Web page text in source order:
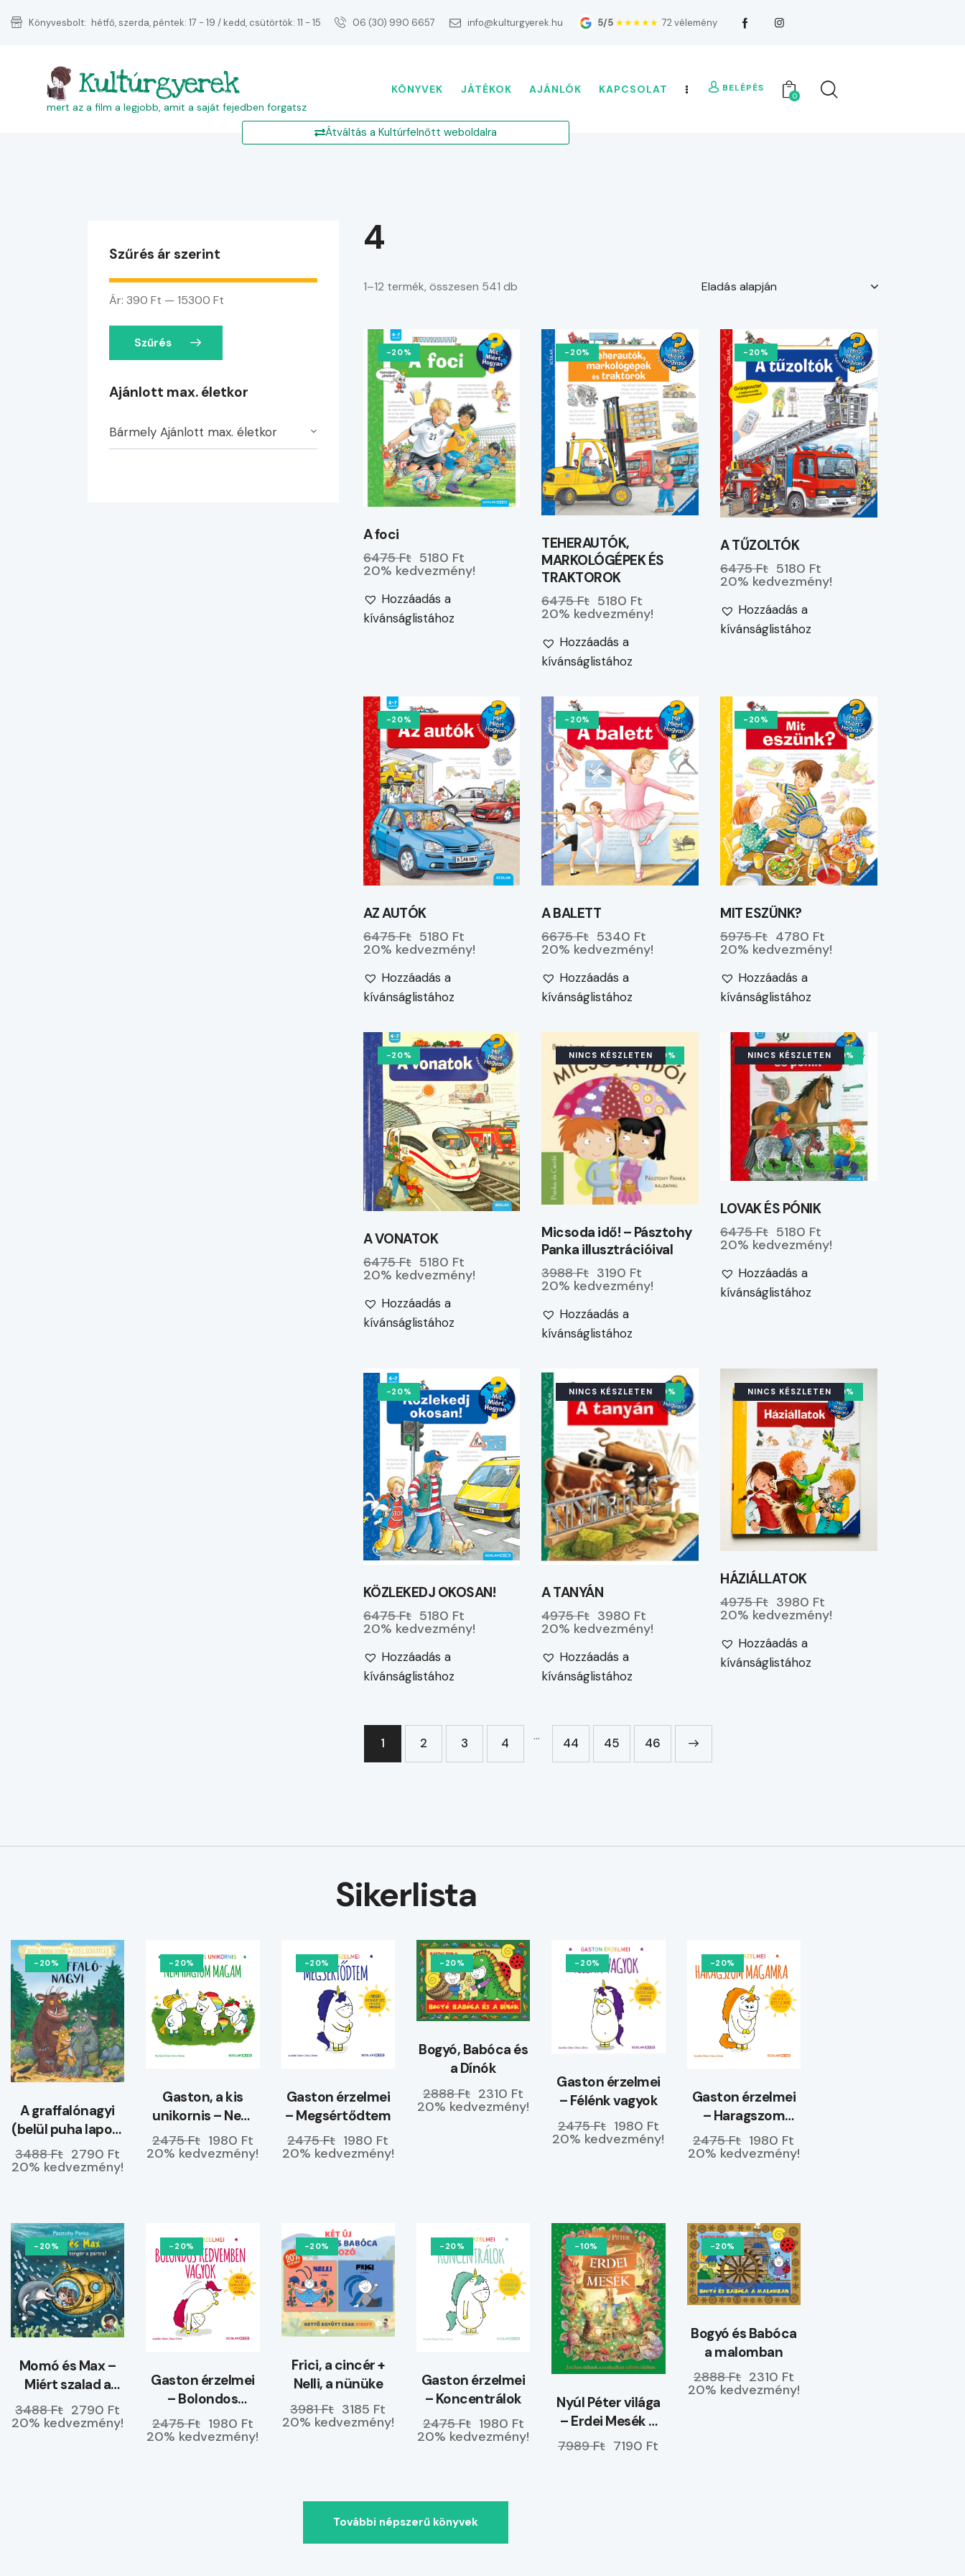
Könyvesbolt: hétfő, szerda, péntek: 17 - 19 / kedd, csütörtök: 11 - 15 06 (30) 990 6657 info@kulturgyerek.hu 5/5 ★★★★★ 72 vélemény
Kultúrgyerek
mert az a film a legjobb, amit a saját fejedben forgatsz
KÖNYVEK JÁTÉKOK AJÁNLÓK KAPCSOLAT BELÉPÉS
0
Átváltás a Kultúrfelnőtt weboldalra
4
1–12 termék, összesen 541 db
-20%
A foci
6475 Ft 5180 Ft
20% kedvezmény!
Hozzáadás a
kívánságlistához
-20%
TEHERAUTÓK,
MARKOLÓGÉPEK ÉS
TRAKTOROK
6475 Ft 5180 Ft
20% kedvezmény!
Hozzáadás a
kívánságlistához
-20%
A TŰZOLTÓK
6475 Ft 5180 Ft
20% kedvezmény!
Hozzáadás a
kívánságlistához
-20%
AZ AUTÓK
6475 Ft 5180 Ft
20% kedvezmény!
Hozzáadás a
kívánságlistához
-20%
A BALETT
6675 Ft 5340 Ft
20% kedvezmény!
Hozzáadás a
kívánságlistához
-20%
MIT ESZÜNK?
5975 Ft 4780 Ft
20% kedvezmény!
Hozzáadás a
kívánságlistához
-20%
A VONATOK
6475 Ft 5180 Ft
20% kedvezmény!
Hozzáadás a
kívánságlistához
NINCS KÉSZLETEN-20%
Micsoda idő! – Pásztohy
Panka illusztrációival
3988 Ft 3190 Ft
20% kedvezmény!
Hozzáadás a
kívánságlistához
NINCS KÉSZLETEN-20%
LOVAK ÉS PÓNIK
6475 Ft 5180 Ft
20% kedvezmény!
Hozzáadás a
kívánságlistához
-20%
KÖZLEKEDJ OKOSAN!
6475 Ft 5180 Ft
20% kedvezmény!
Hozzáadás a
kívánságlistához
NINCS KÉSZLETEN-20%
A TANYÁN
4975 Ft 3980 Ft
20% kedvezmény!
Hozzáadás a
kívánságlistához
NINCS KÉSZLETEN-20%
HÁZIÁLLATOK
4975 Ft 3980 Ft
20% kedvezmény!
Hozzáadás a
kívánságlistához
1 2 3 4 … 44 45 46
→
Szűrés ár szerint
Szűrés
Ár: 390 Ft — 15300 Ft
Ajánlott max. életkor
Bármely Ajánlott max. életkor
Sikerlista
-20%
A graffalónagyi
(belül puha lapos)
ELŐRENDELHETŐ
3488 Ft 2790 Ft
20% kedvezmény!
-20%
Gaston, a kis
unikornis – Nem
hagyom magam
2475 Ft 1980 Ft
20% kedvezmény!
-20%
Gaston érzelmei
– Megsértődtem
2475 Ft 1980 Ft
20% kedvezmény!
-20%
Bogyó, Babóca és
a Dínók
2888 Ft 2310 Ft
20% kedvezmény!
-20%
Gaston érzelmei
– Félénk vagyok
2475 Ft 1980 Ft
20% kedvezmény!
-20%
Gaston érzelmei
– Haragszom
magamra
2475 Ft 1980 Ft
20% kedvezmény!
-20%
Momó és Max –
Miért szalad a
tenger a partra?
3488 Ft 2790 Ft
20% kedvezmény!
-20%
Gaston érzelmei
– Bolondos
kedvemben
vagyok
2475 Ft 1980 Ft
20% kedvezmény!
-20%
Frici, a cincér +
Nelli, a nünüke
3981 Ft 3185 Ft
20% kedvezmény!
-20%
Gaston érzelmei
– Koncentrálok
2475 Ft 1980 Ft
20% kedvezmény!
-10%
Nyúl Péter világa
– Erdei Mesék –
ELŐRENDELHETŐ
7989 Ft 7190 Ft
-20%
Bogyó és Babóca
a malomban
2888 Ft 2310 Ft
20% kedvezmény!
További népszerű könyvek